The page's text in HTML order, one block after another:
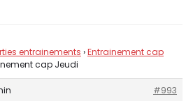
entrainements ›Entrainement cap
cap Jeudi
#993